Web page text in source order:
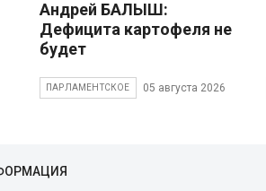
Андрей БАЛЫШ:
Дефицита картофеля не
будет
ПАРЛАМЕНТСКОЕ 05 августа 2026